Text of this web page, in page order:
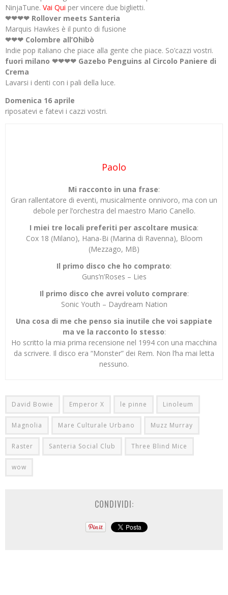
NinjaTune. Vai Qui per vincere due biglietti.
❤❤❤❤ Rollover meets Santeria
Marquis Hawkes è il punto di fusione
❤❤❤ Colombre all’Ohibò
Indie pop italiano che piace alla gente che piace. So’cazzi vostri.
fuori milano ❤❤❤❤ Gazebo Penguins al Circolo Paniere di
Crema
Lavarsi i denti con i pali della luce.
Domenica 16 aprile
riposatevi e fatevi i cazzi vostri.
Paolo
Mi racconto in una frase:
Gran rallentatore di eventi, musicalmente onnivoro, ma con un
debole per l’orchestra del maestro Mario Canello.
I miei tre locali preferiti per ascoltare musica:
Cox 18 (Milano), Hana-Bi (Marina di Ravenna), Bloom
(Mezzago, MB)
Il primo disco che ho comprato:
Guns’n’Roses – Lies
Il primo disco che avrei voluto comprare:
Sonic Youth – Daydream Nation
Una cosa di me che penso sia inutile che voi sappiate
ma ve la racconto lo stesso:
Ho scritto la mia prima recensione nel 1994 con una macchina
da scrivere. Il disco era “Monster” dei Rem. Non l’ha mai letta
nessuno.
David Bowie Emperor X le pinne Linoleum
Magnolia Mare Culturale Urbano Muzz Murray
Raster Santeria Social Club Three Blind Mice
wow
CONDIVIDI: